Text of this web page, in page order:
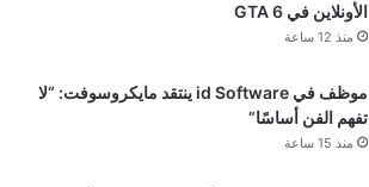
الأونلاين في GTA 6
منذ 12 ساعة
موظف في id Software ينتقد مايكروسوفت: “لا
تفهم الفن أساسًا”
منذ 15 ساعة